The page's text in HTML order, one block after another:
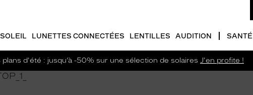
LUNETTES CONNECTÉES LENTILLES AUDITION SANTÉ
plans d'été : jusqu’à -50% sur une sélection de solaires J'en profite !